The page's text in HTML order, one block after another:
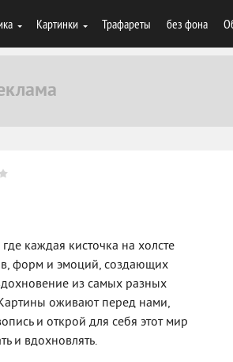
Картинки Трафареты без фона
каждая кисточка на холсте
форм и эмоций, создающих
из самых разных
оживают перед нами,
и открой для себя этот мир
и вдохновлять.